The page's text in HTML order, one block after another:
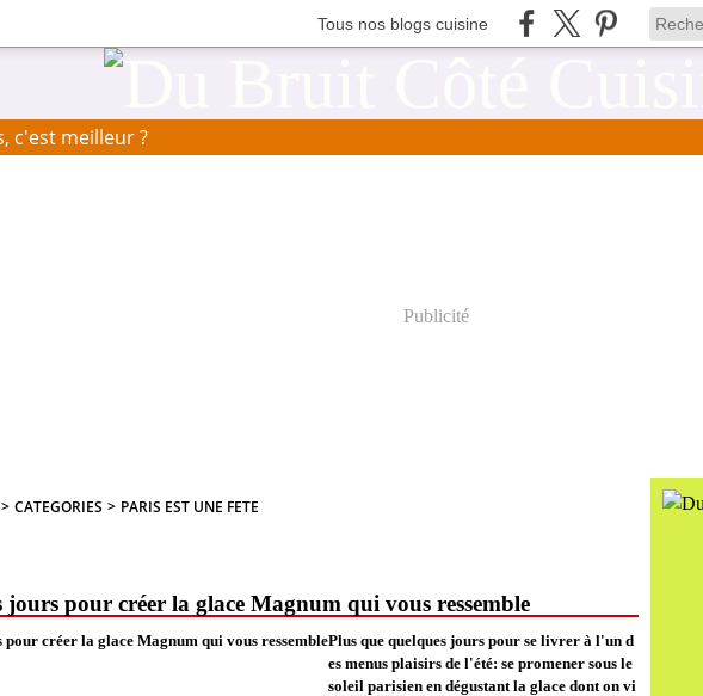
Tous nos blogs cuisine
c'est meilleur ?
Publicité
> CATEGORIES > PARIS EST UNE FETE
jours pour créer la glace Magnum qui vous ressemble
Plus que quelques jours pour se livrer à l'un d
es menus plaisirs de l'été: se promener sous le
soleil parisien en dégustant la glace dont on vi